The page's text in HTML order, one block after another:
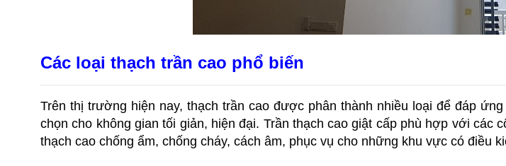
Các loại thạch trần cao phổ biến
Trên thị trường hiện nay, thạch trần cao được phân thành nhiều loại để đáp
chọn cho không gian tối giản, hiện đại. Trần thạch cao giật cấp phù hợp với các
thạch cao chống ẩm, chống cháy, cách âm, phục vụ cho những khu vực có điều